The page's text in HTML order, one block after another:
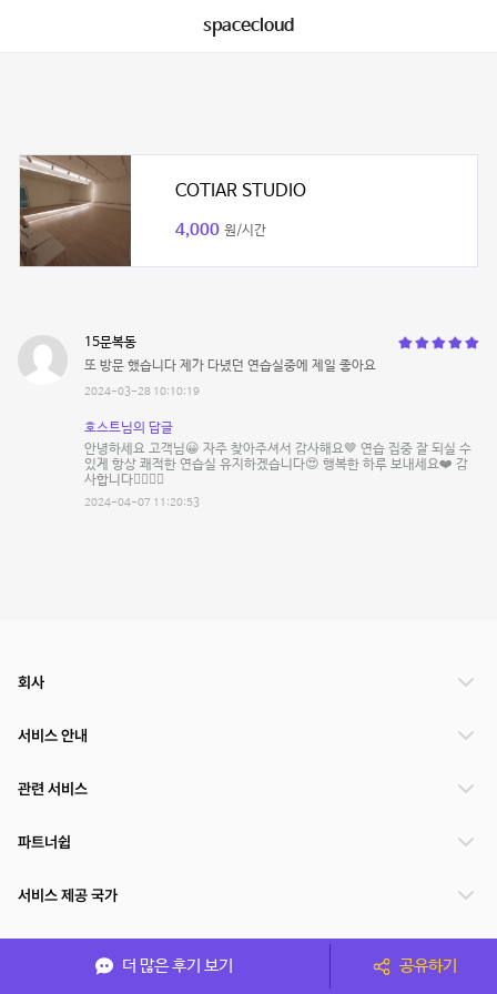
spacecloud
COTIAR STUDIO
4,000 원/시간
15문복동
또 방문 했습니다 제가 다녔던 연습실중에 제일 좋아요
2024-03-28 10:10:19
호스트님의 답글
안녕하세요 고객님😀 자주 찾아주셔서 감사해요🤎 연습 집중 잘 되실 수
있게 항상 쾌적한 연습실 유지하겠습니다😍 행복한 하루 보내세요❤️ 감
사합니다🙇‍♀️🙇‍♂️
2024-04-07 11:20:53
더 많은 후기 보기 공유하기
회사
서비스 안내
관련 서비스
파트너쉽
서비스 제공 국가
(주)NSPACE 사업자정보